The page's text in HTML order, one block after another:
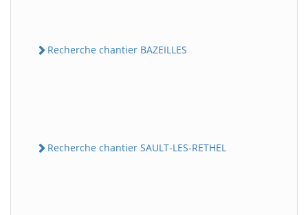
Recherche chantier BAZEILLES
Recherche chantier SAULT-LES-RETHEL